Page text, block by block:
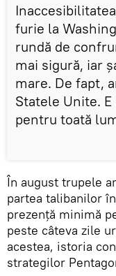
furie la
rundă de
mai sigură, iar
mare. De fapt,
Statele Unite.
pentru toată
În august trupele
partea talibanilor
prezență minimă
peste câteva zile
acestea, istoria
strategilor